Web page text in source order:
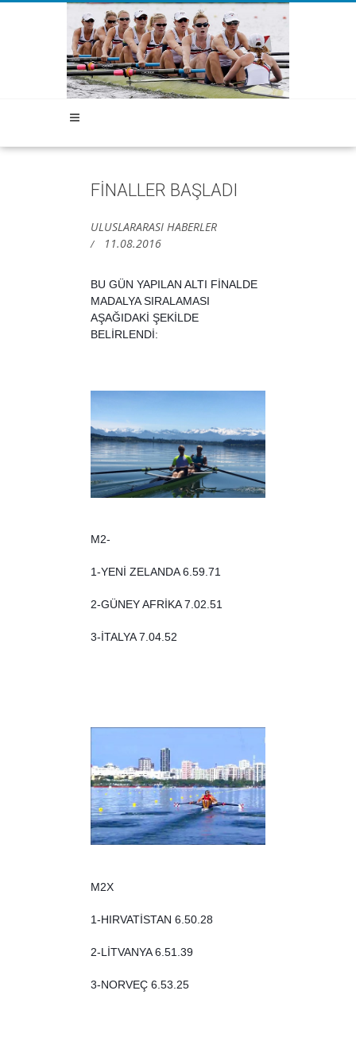
FİNALLER BAŞLADI
ULUSLARARASI HABERLER
11.08.2016
BU GÜN YAPILAN ALTI FİNALDE
MADALYA SIRALAMASI
AŞAĞIDAKİ ŞEKİLDE
BELİRLENDİ:
M2-
1-YENİ ZELANDA 6.59.71
2-GÜNEY AFRİKA 7.02.51
3-İTALYA 7.04.52
M2X
1-HIRVATİSTAN 6.50.28
2-LİTVANYA 6.51.39
3-NORVEÇ 6.53.25